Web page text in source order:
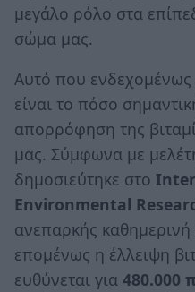
μεγάλο ρόλο στα
σώμα μας.
Αυτό που ενδεχομένως
είναι το πόσο
απορρόφηση της
μας. Σύμφωνα με
δημοσιεύτηκε στο
Environmental
ανεπαρκής καθημερινή
επομένως η έλλειψη
ευθύνεται για 480.000